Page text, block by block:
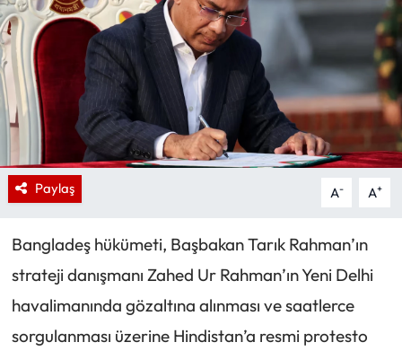
Paylaş A- A+
Bangladeş hükümeti, Başbakan Tarık Rahman’ın
strateji danışmanı Zahed Ur Rahman’ın Yeni Delhi
havalimanında gözaltına alınması ve saatlerce
sorgulanması üzerine Hindistan’a resmi protesto